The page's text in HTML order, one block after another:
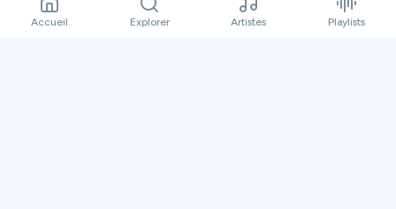
Accueil Explorer Artistes Playlists